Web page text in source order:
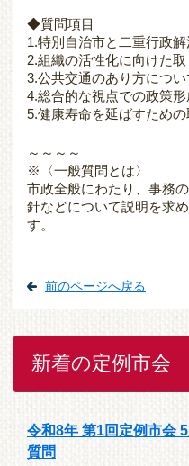
◆質問項目
1.特別自治市と二重行政
2.組織の活性化に向けた
3.公共交通のあり方につい
4.総合的な視点での政策
5.健康寿命を延ばすため
～～～～
※〈一般質問とは〉
市政全般にわたり、事務
針などについて説明を求
す。
前のページへ戻る
新着の定例市会
令和8年 第1回定例市会
質問